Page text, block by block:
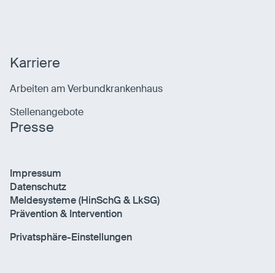
Karriere
Arbeiten am Verbundkrankenhaus
Stellenangebote
Presse
Impressum
Datenschutz
Meldesysteme (HinSchG & LkSG)
Prävention & Intervention
Privatsphäre-Einstellungen